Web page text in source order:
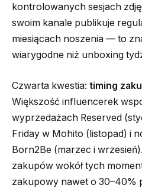
kontrolowanych sesjach
swoim kanale publikuje
miesiącach noszenia — to
wiarygodne niż unboxing
Czwarta kwestia: timing
Większość influencerek
wyprzedażach Reserved
Friday w Mohito (listopad) i
Born2Be (marzec i
zakupów wokół tych
zakupowy nawet o 30–40%